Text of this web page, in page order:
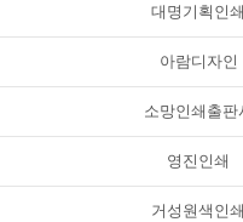
대명기획인
아람디자인
소망인쇄출판
영진인쇄
거성원색인